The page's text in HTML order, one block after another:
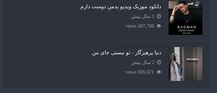
دانلود موزیک ویدیو بدمن دوست دارم
1 سال پیش
687,700 views
دنیا پرهیزگار - تو نیستی جای من
2 سال پیش
826,671 views